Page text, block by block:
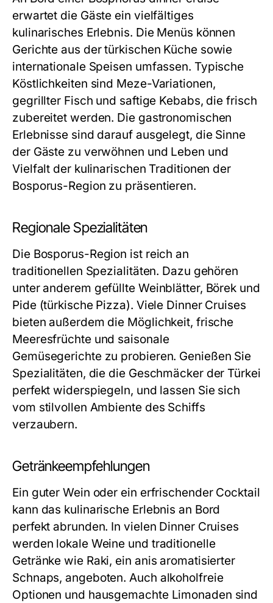
erwartet die Gäste ein vielfältiges
kulinarisches Erlebnis. Die Menüs können
Gerichte aus der türkischen Küche sowie
internationale Speisen umfassen. Typische
Köstlichkeiten sind Meze-Variationen,
gegrillter Fisch und saftige Kebabs, die frisch
zubereitet werden. Die gastronomischen
Erlebnisse sind darauf ausgelegt, die Sinne
der Gäste zu verwöhnen und Leben und
Vielfalt der kulinarischen Traditionen der
Bosporus-Region zu präsentieren.
Regionale Spezialitäten
Die Bosporus-Region ist reich an
traditionellen Spezialitäten. Dazu gehören
unter anderem gefüllte Weinblätter, Börek und
Pide (türkische Pizza). Viele Dinner Cruises
bieten außerdem die Möglichkeit, frische
Meeresfrüchte und saisonale
Gemüsegerichte zu probieren. Genießen Sie
Spezialitäten, die die Geschmäcker der Türkei
perfekt widerspiegeln, und lassen Sie sich
vom stilvollen Ambiente des Schiffs
verzaubern.
Getränkeempfehlungen
Ein guter Wein oder ein erfrischender Cocktail
kann das kulinarische Erlebnis an Bord
perfekt abrunden. In vielen Dinner Cruises
werden lokale Weine und traditionelle
Getränke wie Raki, ein anis aromatisierter
Schnaps, angeboten. Auch alkoholfreie
Optionen und hausgemachte Limonaden sind